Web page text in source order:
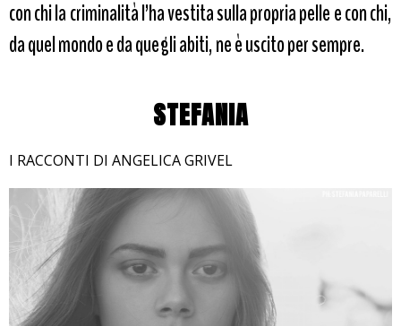
con chi la criminalità l’ha vestita sulla propria pelle e con chi,
da quel mondo e da quegli abiti, ne è uscito per sempre.
STEFANIA
I RACCONTI DI ANGELICA GRIVEL